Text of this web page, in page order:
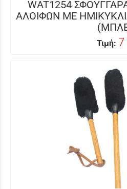
WAT1254
ΑΛΟΙΦΩΝ ΜΕ
Τιμή: 7